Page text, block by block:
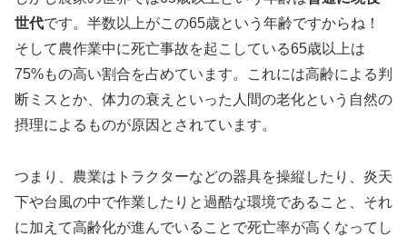
世代です。半数以上がこの65歳という年齢ですからね！
そして農作業中に死亡事故を起こしている65歳以上は
75%もの高い割合を占めています。これには高齢による判
断ミスとか、体力の衰えといった人間の老化という自然の
摂理によるものが原因とされています。
つまり、農業はトラクターなどの器具を操縦したり、炎天
下や台風の中で作業したりと過酷な環境であること、それ
に加えて高齢化が進んでいることで死亡率が高くなってし